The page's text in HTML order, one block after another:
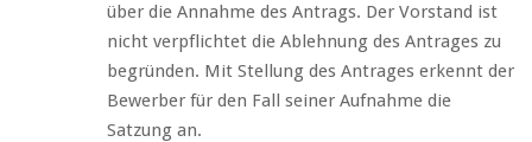
über die Annahme des Antrags. Der Vorstand ist
nicht verpflichtet die Ablehnung des Antrages zu
begründen. Mit Stellung des Antrages erkennt der
Bewerber für den Fall seiner Aufnahme die
Satzung an.